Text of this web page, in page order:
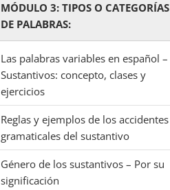
MÓDULO 3: TIPOS O CATEGORÍAS
DE PALABRAS:
Las palabras variables en español –
Sustantivos: concepto, clases y
ejercicios
Reglas y ejemplos de los accidentes
gramaticales del sustantivo
Género de los sustantivos – Por su
significación